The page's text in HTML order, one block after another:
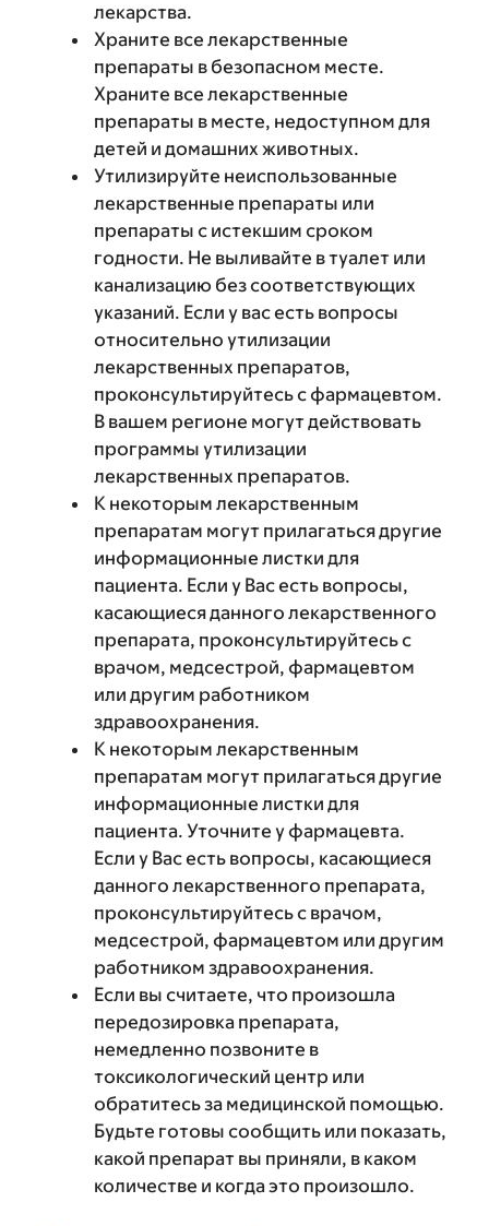
лекарства.
Храните все лекарственные
препараты в безопасном месте.
Храните все лекарственные
препараты в месте, недоступном для
детей и домашних животных.
Утилизируйте неиспользованные
лекарственные препараты или
препараты с истекшим сроком
годности. Не выливайте в туалет или
канализацию без соответствующих
указаний. Если у вас есть вопросы
относительно утилизации
лекарственных препаратов,
проконсультируйтесь с фармацевтом.
В вашем регионе могут действовать
программы утилизации
лекарственных препаратов.
К некоторым лекарственным
препаратам могут прилагаться другие
информационные листки для
пациента. Если у Вас есть вопросы,
касающиеся данного лекарственного
препарата, проконсультируйтесь с
врачом, медсестрой, фармацевтом
или другим работником
здравоохранения.
К некоторым лекарственным
препаратам могут прилагаться другие
информационные листки для
пациента. Уточните у фармацевта.
Если у Вас есть вопросы, касающиеся
данного лекарственного препарата,
проконсультируйтесь с врачом,
медсестрой, фармацевтом или другим
работником здравоохранения.
Если вы считаете, что произошла
передозировка препарата,
немедленно позвоните в
токсикологический центр или
обратитесь за медицинской помощью.
Будьте готовы сообщить или показать,
какой препарат вы приняли, в каком
количестве и когда это произошло.